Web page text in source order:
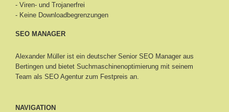
- Viren- und Trojanerfrei
- Keine Downloadbegrenzungen
SEO MANAGER
Alexander Müller ist ein deutscher Senior SEO Manager aus
Bertingen und bietet Suchmaschinenoptimierung mit seinem
Team als SEO Agentur zum Festpreis an.
NAVIGATION